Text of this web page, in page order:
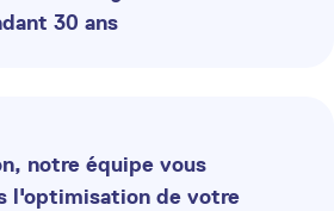
30 ans
notre équipe vous
l'optimisation de votre